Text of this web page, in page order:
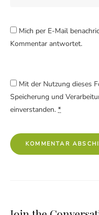
Mich per E-Mail
Kommentar antwortet.
Mit der Nutzung dieses
Speicherung und
einverstanden. *